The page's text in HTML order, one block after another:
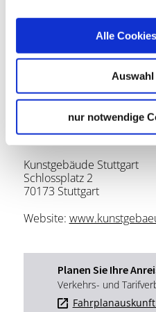
Alle
Auswahl
nur notwendige
"Das kalte Herz"
des Kunstmuseum
(18.04.–04.10.2026).
Lage & Kontakt
Kunstgebäude Stuttgart
Schlossplatz 2
70173 Stuttgart
Website:
Planen Sie Ihre
Verkehrs- und
Fahrplanauskunft